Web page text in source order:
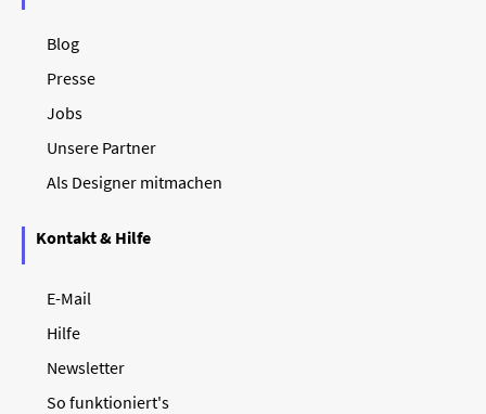
Blog
Presse
Jobs
Unsere Partner
Als Designer mitmachen
Kontakt & Hilfe
E-Mail
Hilfe
Newsletter
So funktioniert's